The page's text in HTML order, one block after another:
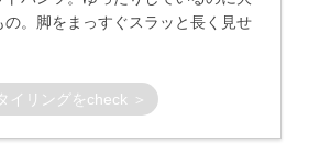
の。脚をまっすぐスラッと長く見せ
イリングをcheck ＞